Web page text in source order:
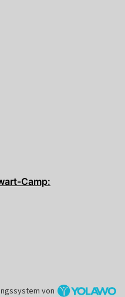
Camp:
von